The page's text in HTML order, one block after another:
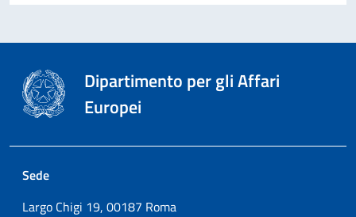
Dipartimento per gli Affari
Europei
Sede
Largo Chigi 19, 00187 Roma